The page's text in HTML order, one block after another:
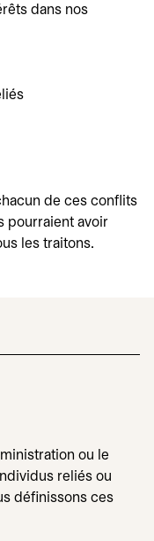
dans nos
de ces conflits
pourraient avoir
les traitons.
ou le
reliés ou
définissons ces